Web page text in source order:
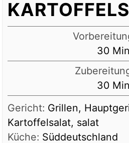
30
30
Gericht: Grillen,
Kartoffelsalat, salat
Küche: Süddeutschland